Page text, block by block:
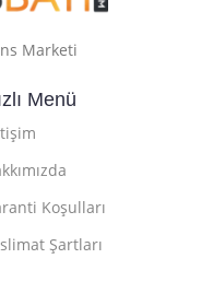
Marketi
Menü
Koşulları
Şartları